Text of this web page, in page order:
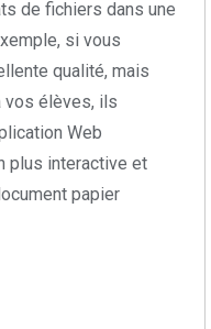
de fichiers dans une
si vous
qualité, mais
vos élèves, ils
Web
plus interactive et
papier